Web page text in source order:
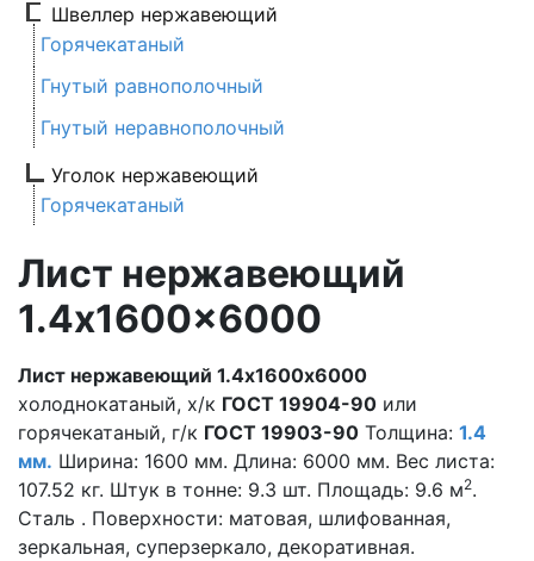
Швеллер нержавеющий
Горячекатаный
Гнутый равнополочный
Гнутый неравнополочный
Уголок нержавеющий
Горячекатаный
Лист нержавеющий
1.4x1600x6000
Лист нержавеющий 1.4х1600х6000
холоднокатаный, х/к ГОСТ 19904-90 или
горячекатаный, г/к ГОСТ 19903-90 Толщина: 1.4
мм. Ширина: 1600 мм. Длина: 6000 мм. Вес листа:
107.52 кг. Штук в тонне: 9.3 шт. Площадь: 9.6 м2.
Сталь . Поверхности: матовая, шлифованная,
зеркальная, суперзеркало, декоративная.